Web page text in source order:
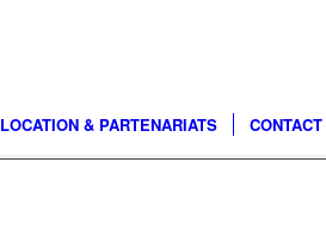
LOCATION & PARTENARIATS CONTACT